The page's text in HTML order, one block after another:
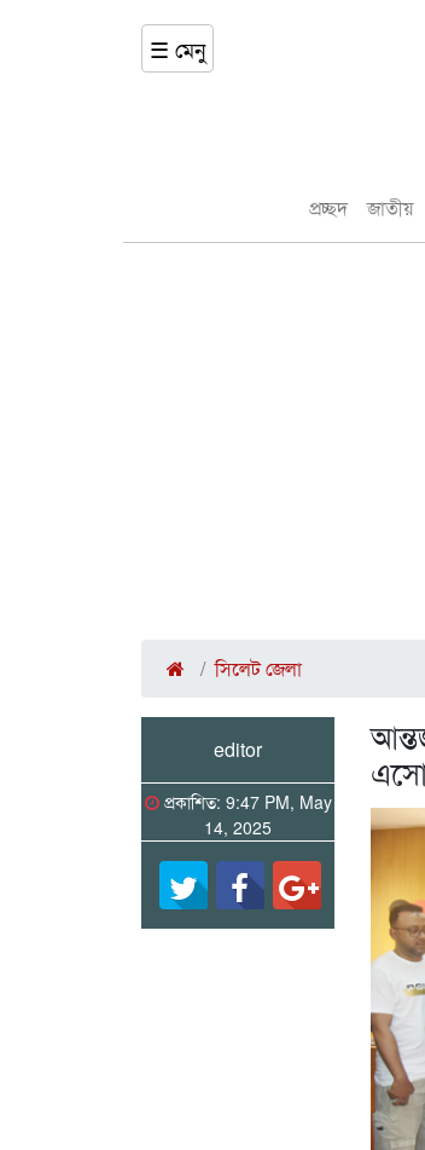
☰ মেনু
প্রচ্ছদ জাতীয়
সিলেট জেলা
editor
প্রকাশিত: 9:47 PM, May
14, 2025